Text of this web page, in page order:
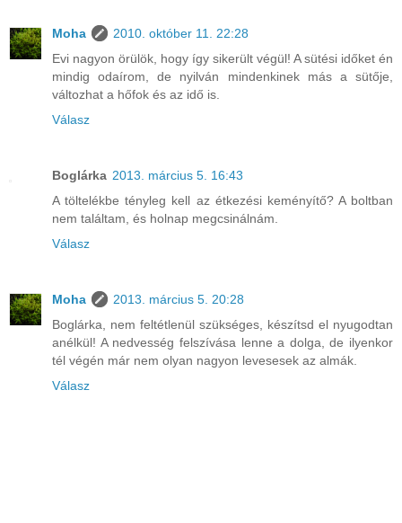
Moha
2010. október 11. 22:28
Evi nagyon örülök, hogy így sikerült végül! A sütési időket én
mindig odaírom, de nyilván mindenkinek más a sütője,
változhat a hőfok és az idő is.
Válasz
Boglárka 2013. március 5. 16:43
A töltelékbe tényleg kell az étkezési keményítő? A boltban
nem találtam, és holnap megcsinálnám.
Válasz
Moha
2013. március 5. 20:28
Boglárka, nem feltétlenül szükséges, készítsd el nyugodtan
anélkül! A nedvesség felszívása lenne a dolga, de ilyenkor
tél végén már nem olyan nagyon levesesek az almák.
Válasz